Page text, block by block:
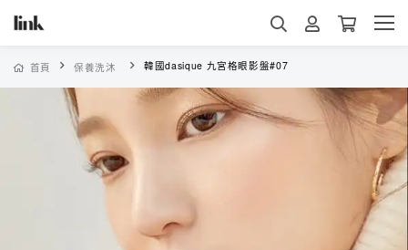
首頁 保養洗沐 韓國dasique 九宮格眼影盤#07